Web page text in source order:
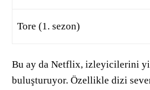
Tore (1. sezon)
Bu ay da Netflix, izleyicilerini
buluşturuyor. Özellikle dizi